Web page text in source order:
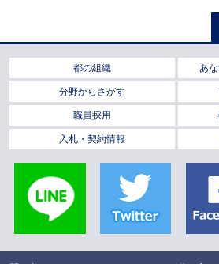
都の組織 あ
分野からさがす
職員採用
入札・契約情報
LINE